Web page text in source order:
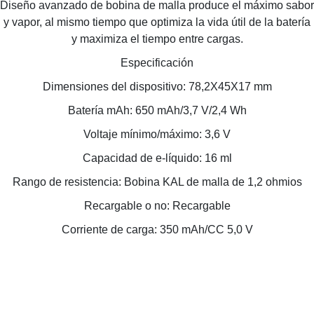
Diseño avanzado de bobina de malla produce el máximo sabor
y vapor, al mismo tiempo que optimiza la vida útil de la batería
y maximiza el tiempo entre cargas.
Especificación
Dimensiones del dispositivo: 78,2X45X17 mm
Batería mAh: 650 mAh/3,7 V/2,4 Wh
Voltaje mínimo/máximo: 3,6 V
Capacidad de e-líquido: 16 ml
Rango de resistencia: Bobina KAL de malla de 1,2 ohmios
Recargable o no: Recargable
Corriente de carga: 350 mAh/CC 5,0 V